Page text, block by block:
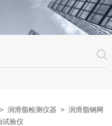
>润滑脂检测仪器 >润滑脂钢网
验仪